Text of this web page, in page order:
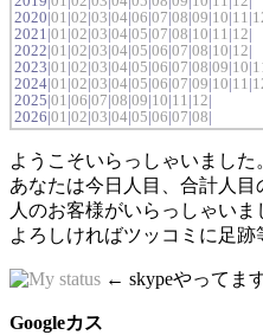
2020|01 |02|03|04|06|07|08|09|10|11 |
2021|01 |02|03|04|05|07|08|10|11 |12|
2022|01 |02|03|04|05|06|07|08|10|12|
2023|01 |02|03|04|05|06|07|08|09|10|
2024|01 |02|03|04|05|06|07|09|10|11 |
2025|01 |06|07|08|09|10|11 |12|
2026|01 |02|03|04|05|06|07|08|
ようこそいらっしゃいました
あなたは今日人目、合計人
人のお客様がいらっしゃいま
よろしければツッコミに足跡
← skypeやってます
Googleカス